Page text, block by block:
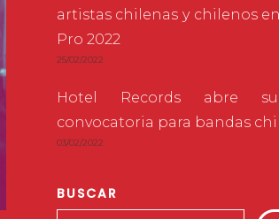
artistas chilenas y chilenos
Pro 2022
25/02/2022
Hotel Records abre
convocatoria para bandas
03/02/2022
BUSCAR